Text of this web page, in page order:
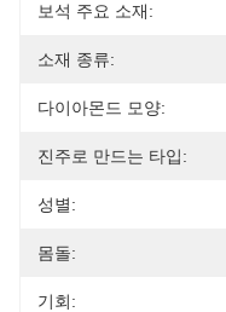
보석 주요 소재:
소재 종류:
다이아몬드 모양:
진주로 만드는 타입:
성별:
몸돌:
기회: